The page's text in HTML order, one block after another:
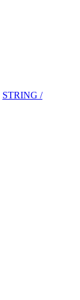
STRING /